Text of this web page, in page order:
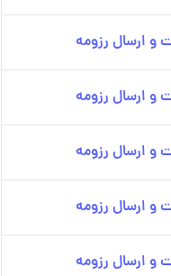
و ارسال رزومه
و ارسال رزومه
و ارسال رزومه
و ارسال رزومه
و ارسال رزومه